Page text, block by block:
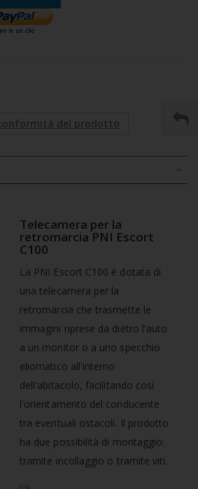
del prodotto
Telecamera per la
retromarcia PNI Escort
C100
La PNI Escort C100 è dotata di
una telecamera per la
retromarcia che trasmette le
immagini riprese da dietro l'auto
a un monitor o a uno specchio
eliomatico all'interno
dell'abitacolo, facilitando così
l'orientamento del conducente
tra eventuali ostacoli. Il prodotto
ha due possibilità di montaggio:
tramite incollaggio o tramite viti.